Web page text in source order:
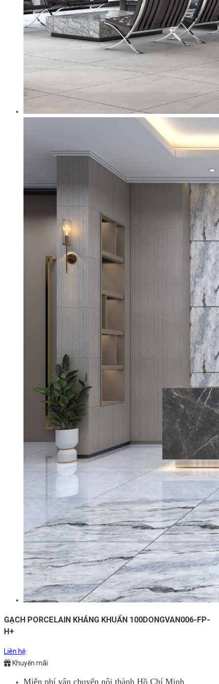
GẠCH PORCELAIN KHÁNG KHUẨN 100DONGVAN006-FP-
H+
Liên hệ
Khuyến mãi
Miễn phí vận chuyển nội thành Hồ Chí Minh